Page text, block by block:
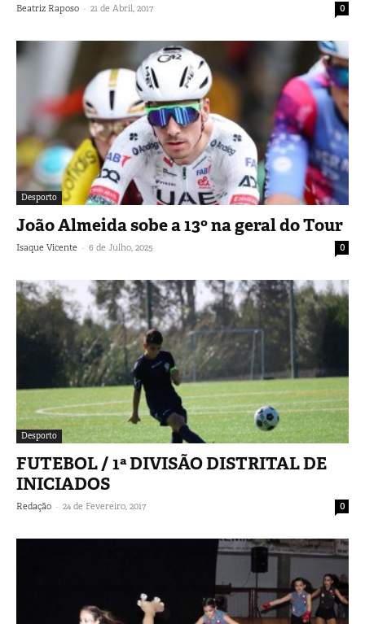
Beatriz Raposo - 21 de Abril, 2017 0
Desporto
João Almeida sobe a 13º na geral do Tour
Isaque Vicente - 6 de Julho, 2025 0
Desporto
FUTEBOL / 1ª DIVISÃO DISTRITAL DE
INICIADOS
Redação - 24 de Fevereiro, 2017 0